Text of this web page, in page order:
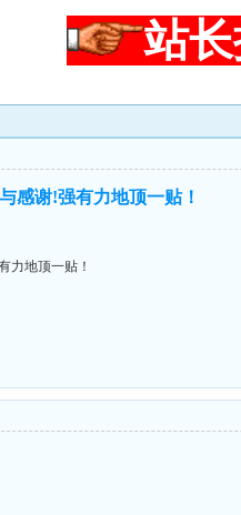
站
感谢!强有力地顶一贴！
力地顶一贴！